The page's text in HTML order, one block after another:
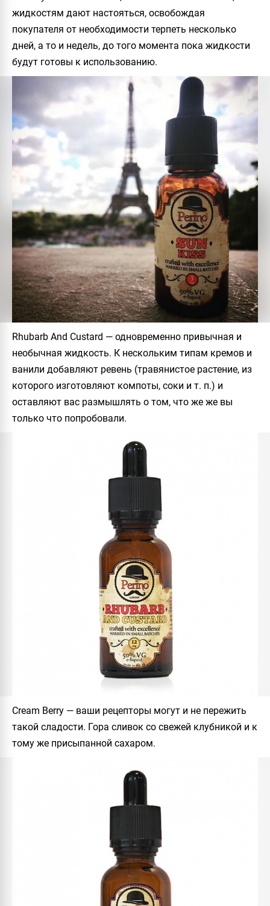
жидкостям дают настояться, освобождая
покупателя от необходимости терпеть несколько
дней, а то и недель, до того момента пока жидкости
будут готовы к использованию.
Rhubarb And Custard — одновременно привычная и
необычная жидкость. К нескольким типам кремов и
ванили добавляют ревень (травянистое растение, из
которого изготовляют компоты, соки и т. п.) и
оставляют вас размышлять о том, что же же вы
только что попробовали.
Cream Berry — ваши рецепторы могут и не пережить
такой сладости. Гора сливок со свежей клубникой и к
тому же присыпанной сахаром.